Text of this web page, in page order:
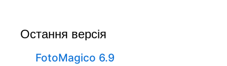
Остання версія
FotoMagico 6.9